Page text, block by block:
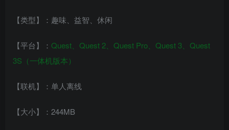
【类型】：趣味、益智、休闲
【平台】： Quest、Quest 2、Quest Pro、Quest 3、Quest
3S（一体机版本）
【联机】：单人离线
【大小】：244MB